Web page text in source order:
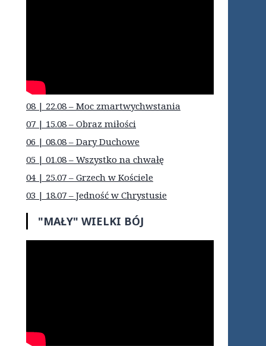
08 | 22.08 – Moc zmartwychwstania
07 | 15.08 – Obraz miłości
06 | 08.08 – Dary Duchowe
05 | 01.08 – Wszystko na chwałę
04 | 25.07 – Grzech w Kościele
03 | 18.07 – Jedność w Chrystusie
"MAŁY" WIELKI BÓJ